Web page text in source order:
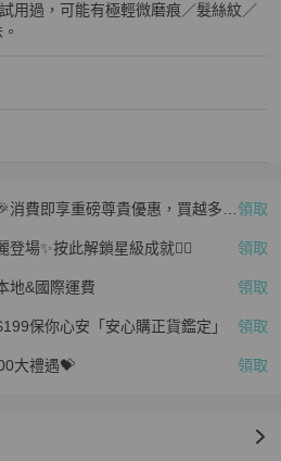
用過，可能有極輕微磨痕／髮絲紋／
消費即享重磅尊貴優惠，買越多、 領取
登場✨按此解鎖星級成就👆🏻 領取
地&國際運費 領取
保你心安「安心購正貨鑑定」 領取
大禮遇💝 領取